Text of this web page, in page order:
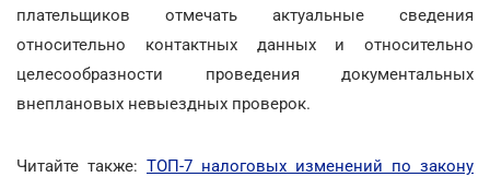
плательщиков отмечать актуальные сведения
относительно контактных данных и относительно
целесообразности проведения документальных
внеплановых невыездных проверок.
Читайте также: ТОП-7 налоговых изменений по закону